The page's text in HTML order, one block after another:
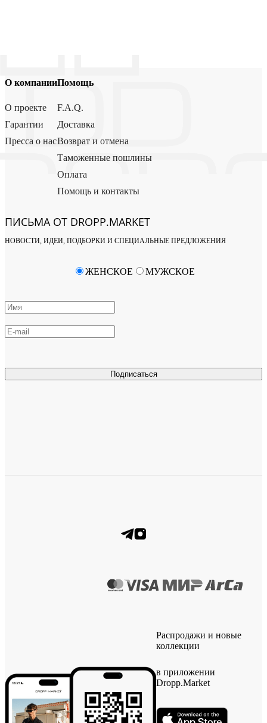
О компании
О проекте
Гарантии
Пресса о нас
Помощь
F.A.Q.
Доставка
Возврат и отмена
Таможенные пошлины
Оплата
Помощь и контакты
ПИСЬМА ОТ DROPP.MARKET
НОВОСТИ, ИДЕИ, ПОДБОРКИ И СПЕЦИАЛЬНЫЕ ПРЕДЛОЖЕНИЯ
Подписаться
ЖЕНСКОЕ МУЖСКОЕ
Распродажи и новые
коллекции
в приложении
Dropp.Market